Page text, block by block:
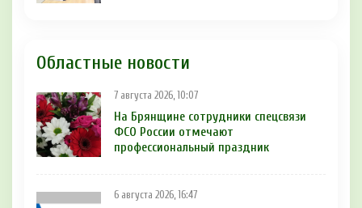
Областные новости
7 августа 2026, 10:07
На Брянщине сотрудники спецсвязи
ФСО России отмечают
профессиональный праздник
6 августа 2026, 16:47